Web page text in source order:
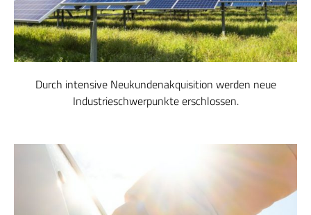
Durch intensive Neukundenakquisition werden neue
Industrieschwerpunkte erschlossen.